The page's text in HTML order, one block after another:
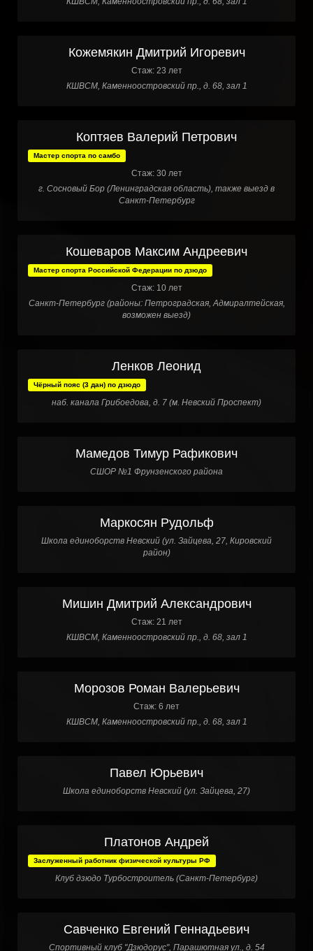
Кожемякин Дмитрий Игоревич
Стаж: 23 лет
КШВСМ, Каменноостровский пр., д. 68, зал 1
Коптяев Валерий Петрович
Мастер спорта по самбо
Стаж: 30 лет
г. Сосновый Бор (Ленинградская область), также выезд в
Санкт-Петербург
Кошеваров Максим Андреевич
Мастер спорта Российской Федерации по дзюдо
Стаж: 10 лет
Санкт-Петербург (районы: Петроградская, Адмиралтейская,
возможен выезд)
Ленков Леонид
Чёрный пояс (3 дан) по дзюдо
наб. канала Грибоедова, д. 7 (м. Невский Проспект)
Мамедов Тимур Рафикович
СШОР №1 Фрунзенского района
Маркосян Рудольф
Школа единоборств Невский (ул. Зайцева, 27, Кировский
район)
Мишин Дмитрий Александрович
Стаж: 21 лет
КШВСМ, Каменноостровский пр., д. 68, зал 1
Морозов Роман Валерьевич
Стаж: 6 лет
КШВСМ, Каменноостровский пр., д. 68, зал 1
Павел Юрьевич
Школа единоборств Невский (ул. Зайцева, 27)
Платонов Андрей
Заслуженный работник физической культуры РФ
Клуб дзюдо Турбостроитель (Санкт-Петербург)
Савченко Евгений Геннадьевич
Спортивный клуб "Дзюдорус", Парашютная ул., д. 54